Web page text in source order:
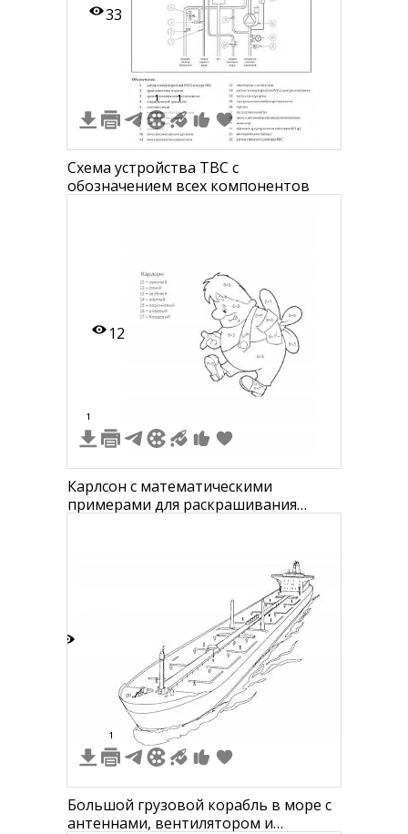
33
1 1
Схема устройства TBC с
обозначением всех компонентов
12
1
Карлсон с математическими
примерами для раскрашивания
1
Большой грузовой корабль в море с
антеннами, вентилятором и